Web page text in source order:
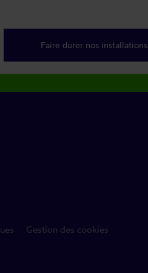
Faire durer nos installations
Gestion des cookies